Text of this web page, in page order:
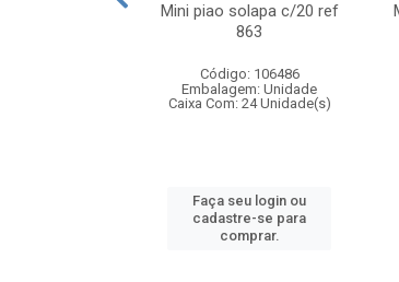
Mini piao solapa c/20 ref
863
Código: 106486
Embalagem: Unidade
Caixa Com: 24 Unidade(s)
Faça seu login ou
cadastre-se para
comprar.